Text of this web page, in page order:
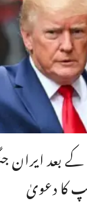
کے بعد
کا دعویٰ